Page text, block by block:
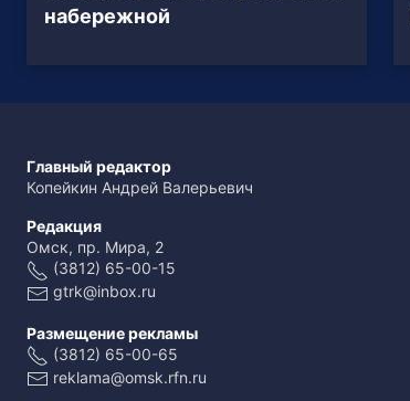
набережной
Главный редактор
Копейкин Андрей Валерьевич
Редакция
Омск, пр. Мира, 2
(3812) 65-00-15
gtrk@inbox.ru
Размещение рекламы
(3812) 65-00-65
reklama@omsk.rfn.ru